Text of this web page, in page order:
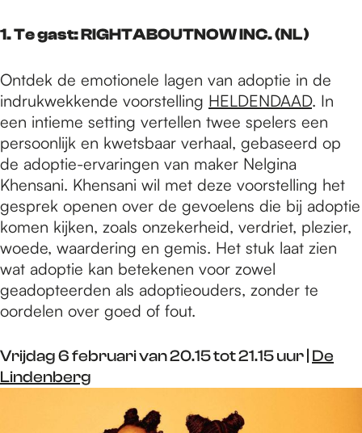
a
g
e
1. Te gast: RIGHTABOUTNOW INC. (NL)
Ontdek de emotionele lagen van adoptie in de
indrukwekkende voorstelling HELDENDAAD. In
een intieme setting vertellen twee spelers een
persoonlijk en kwetsbaar verhaal, gebaseerd op
de adoptie-ervaringen van maker Nelgina
Khensani. Khensani wil met deze voorstelling het
gesprek openen over de gevoelens die bij adoptie
komen kijken, zoals onzekerheid, verdriet, plezier,
woede, waardering en gemis. Het stuk laat zien
wat adoptie kan betekenen voor zowel
geadopteerden als adoptieouders, zonder te
oordelen over goed of fout.
Vrijdag 6 februari van 20.15 tot 21.15 uur | De
Lindenberg